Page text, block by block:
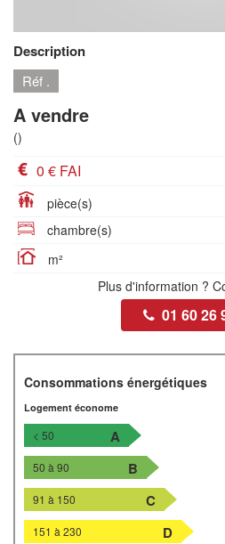
Description
Réf .
A vendre
()
0 € FAI
pièce(s)
chambre(s)
m²
Plus d'information ?
01 60 26
Consommations énergétiques
Logement économe
< 50 A
50 à 90 B
91 à 150 C
151 à 230 D